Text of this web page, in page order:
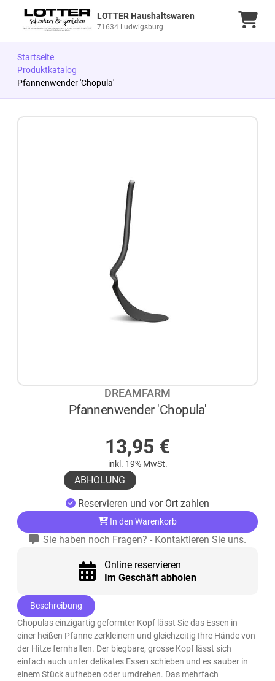
LOTTER Haushaltswaren
71634 Ludwigsburg
Startseite
Produktkatalog
Pfannenwender 'Chopula'
DREAMFARM
Pfannenwender 'Chopula'
13,95 €
inkl. 19% MwSt.
ABHOLUNG
Reservieren und vor Ort zahlen
In den Warenkorb
Sie haben noch Fragen? - Kontaktieren Sie uns.
Online reservieren
Im Geschäft abholen
Beschreibung
Chopulas einzigartig geformter Kopf lässt Sie das Essen in
einer heißen Pfanne zerkleinern und gleichzeitig Ihre Hände von
der Hitze fernhalten. Der biegbare, grosse Kopf lässt sich
einfach auch unter delikates Essen schieben und es sauber in
einem Stück aufheben oder umdrehen. Das mehrfach